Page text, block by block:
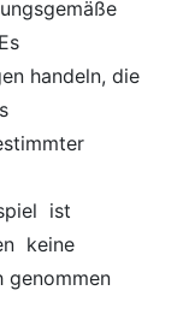
handeln, die
ist
keine
genommen